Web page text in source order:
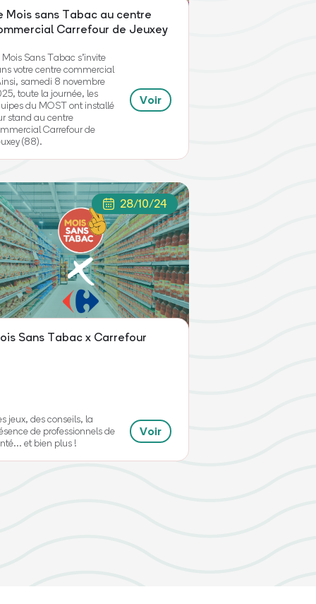
Mois sans Tabac au centre
Carrefour de Jeuxey
Mois Sans Tabac s’invite
votre centre commercial
samedi 8 novembre
toute la journée, les
du MOST ont installé
stand au centre
Carrefour de
(88).
Voir
28/10/24
Sans Tabac x Carrefour
jeux, des conseils, la
de professionnels de
et bien plus !
Voir